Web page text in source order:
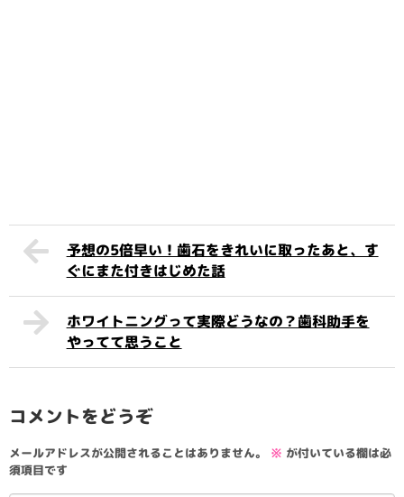
予想の5倍早い！歯石をきれいに取ったあと、す
ぐにまた付きはじめた話
ホワイトニングって実際どうなの？歯科助手を
やってて思うこと
コメントをどうぞ
メールアドレスが公開されることはありません。 ※ が付いている欄は必
須項目です